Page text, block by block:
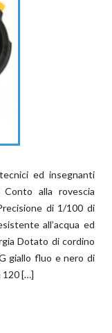
ed insegnanti
alla rovescia
di 1/100 di
all’acqua ed
Dotato di cordino
giallo fluo e nero di
120 […]